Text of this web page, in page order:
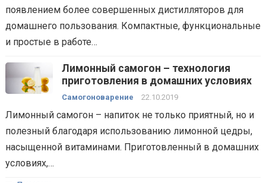
появлением более совершенных дистилляторов для
домашнего пользования. Компактные, функциональные
и простые в работе…
Лимонный самогон – технология
приготовления в домашних условиях
Самогоноварение 22.10.2019
Лимонный самогон – напиток не только приятный, но и
полезный благодаря использованию лимонной цедры,
насыщенной витаминами. Приготовленный в домашних
условиях,…